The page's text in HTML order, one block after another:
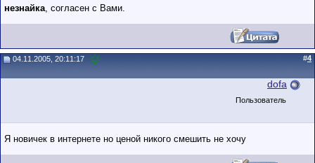
незнайка, согласен с Вами.
04.11.2005, 20:11:17 #4
dofa
Пользователь
Я новичек в интернете но ценой никого смешить не хочу